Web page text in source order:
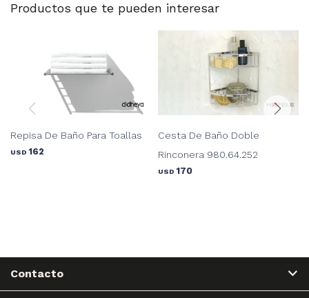
Productos que te pueden interesar
Repisa De Baño Para Toallas
USD 162
Cesta De Baño Doble
Rinconera 980.64.252
USD 170
Contacto